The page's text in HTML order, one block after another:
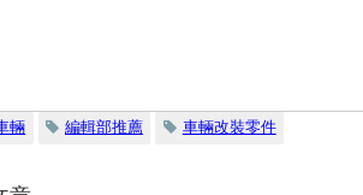
輛 編輯部推薦 車輛改裝零件